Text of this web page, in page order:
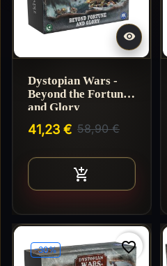

Dystopian Wars -
Beyond the Fortune
and Glory
41,23 € 58,90 €

-30% favorite_border